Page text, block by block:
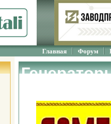
Главная Форум